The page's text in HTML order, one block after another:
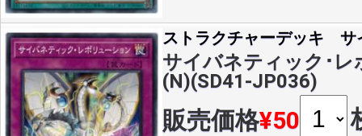
ストラクチャーデッキ サ
サイバネティック･レ
(N)(SD41-JP036)
販売価格¥50